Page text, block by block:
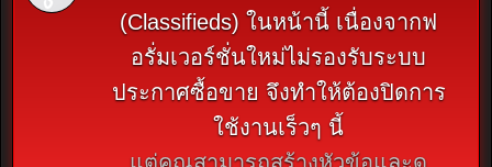
(Classifieds) ในหน้านี้ เนื่องจากฟ
อรั่มเวอร์ชั่นใหม่ไม่รองรับระบบ
ประกาศซื้อขาย จึงทำให้ต้องปิดการ
ใช้งานเร็วๆ นี้